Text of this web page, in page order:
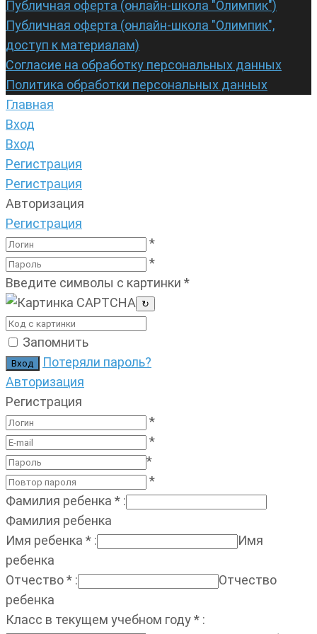
Публичная оферта (онлайн-школа "Олимпик")
Публичная оферта (онлайн-школа "Олимпик",
доступ к материалам)
Согласие на обработку персональных данных
Политика обработки персональных данных
Главная
Вход
Вход
Регистрация
Регистрация
Авторизация
Регистрация
*
*
Введите символы с картинки *
↻
Запомнить
Потеряли пароль?
Авторизация
Регистрация
*
*
*
*
Фамилия ребенка * :
Фамилия ребенка
Имя ребенка * :
Имя
ребенка
Отчество* :
Отчество
ребенка
Класс в текущем учебном году* :